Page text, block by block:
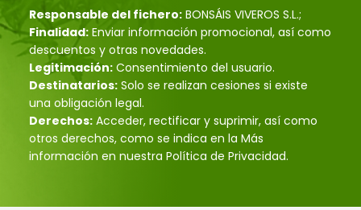
Responsable del fichero: BONSÁIS VIVEROS S.L.;
Finalidad: Enviar información promocional, así como
descuentos y otras novedades.
Legitimación: Consentimiento del usuario.
Destinatarios: Solo se realizan cesiones si existe
una obligación legal.
Derechos: Acceder, rectificar y suprimir, así como
otros derechos, como se indica en la Más
información en nuestra Política de Privacidad.